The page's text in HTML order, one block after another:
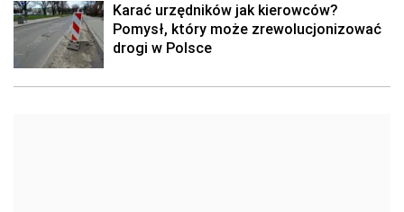
Karać urzędników jak kierowców?
Pomysł, który może zrewolucjonizować
drogi w Polsce